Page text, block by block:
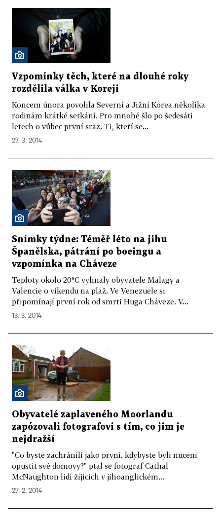
Vzpomínky těch, které na dlouhé roky
rozdělila válka v Koreji
Koncem února povolila Severní a Jižní Korea několika
rodinám krátké setkání. Pro mnohé šlo po šedesáti
letech o vůbec první sraz. Ti, kteří se...
27. 3. 2014
Snímky týdne: Téměř léto na jihu
Španělska, pátrání po boeingu a
vzpomínka na Cháveze
Teploty okolo 20°C vyhnaly obyvatele Malagy a
Valencie o víkendu na pláž. Ve Venezuele si
připomínají první rok od smrti Huga Cháveze. V...
13. 3. 2014
Obyvatelé zaplaveného Moorlandu
zapózovali fotografovi s tím, co jim je
nejdražší
"Co byste zachránili jako první, kdybyste byli nuceni
opustit své domovy?" ptal se fotograf Cathal
McNaughton lidí žijících v jihoanglickém...
27. 2. 2014